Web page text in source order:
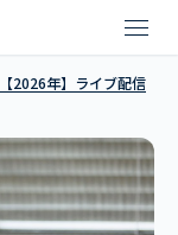
【2026年】ライブ配信